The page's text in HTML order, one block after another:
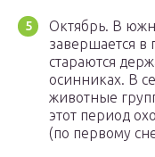
Октябрь. В
завершается в
стараются
осинниках. В
животные
этот период
(по первому